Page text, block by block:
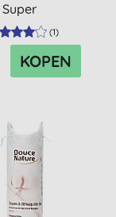
Super
(1)
KOPEN